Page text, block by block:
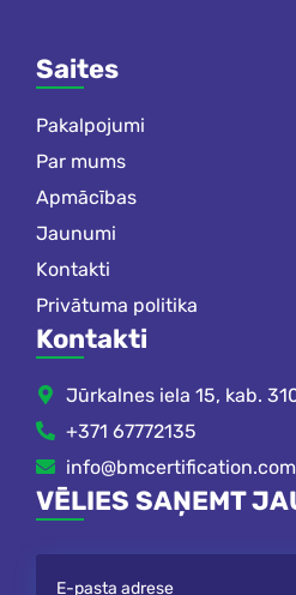
Saites
Pakalpojumi
Par mums
Apmācības
Jaunumi
Kontakti
Privātuma politika
Kontakti
Jūrkalnes iela 15, kab.
+371 67772135
info@bmcertification.com
VĒLIES SAŅEMT